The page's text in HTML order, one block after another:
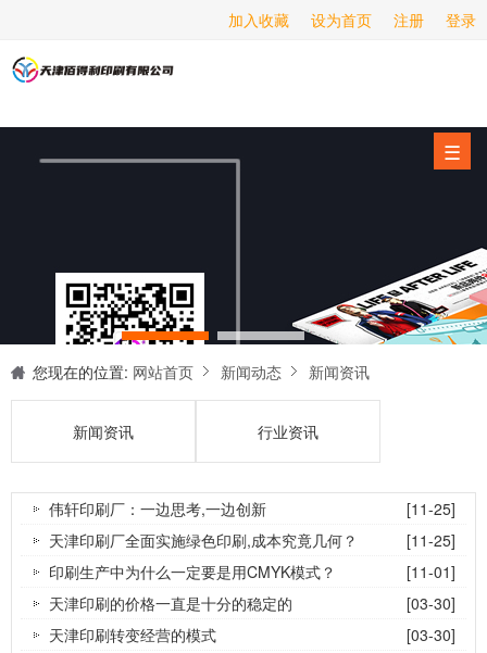
登录
注册
设为首页
加入收藏
☰
海报印刷
服务项目
新闻动态
关于我们
联系我们
您现在的位置: 网站首页 新闻动态 新闻资讯
新闻资讯 行业资讯
伟轩印刷厂：一边思考,一边创新
[11-25]
天津印刷厂全面实施绿色印刷,成本究竟几何？
[11-25]
印刷生产中为什么一定要是用CMYK模式？
[11-01]
天津印刷的价格一直是十分的稳定的
[03-30]
天津印刷转变经营的模式
[03-30]